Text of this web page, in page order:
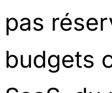
pas
budgets